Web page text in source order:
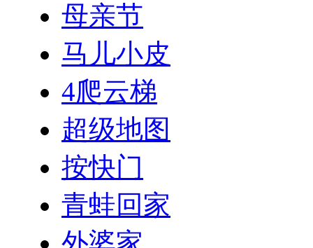
母亲节
马儿小皮
4爬云梯
超级地图
按快门
青蛙回家